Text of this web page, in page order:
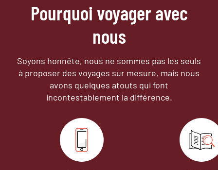
Pourquoi voyager avec
nous
Soyons honnête, nous ne sommes pas les seuls
à proposer des voyages sur mesure, mais nous
avons quelques atouts qui font
incontestablement la différence.